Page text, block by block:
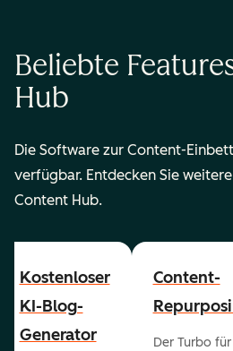
Beliebte
Hub
Die Software zur Content-
verfügbar. Entdecken Sie
Content Hub.
Kostenloser
KI-Blog-
Generator
Content-
Der Turbo